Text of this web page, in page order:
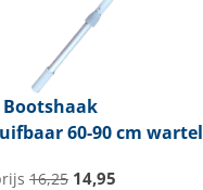
Bootshaak
60-90 cm wartel
16,25 14,95